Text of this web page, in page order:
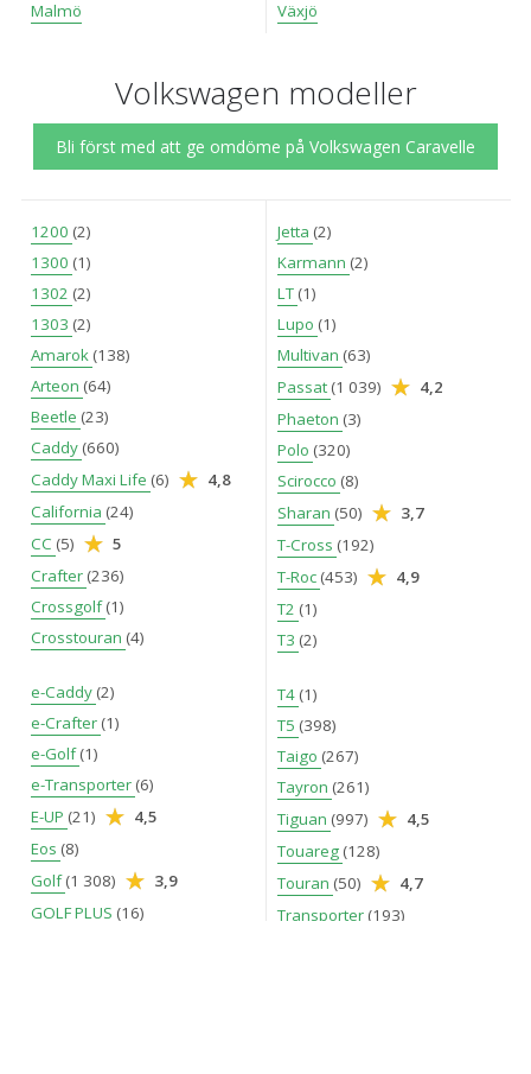
Malmö
Växjö
Volkswagen modeller
Bli först med att ge omdöme på Volkswagen Caravelle
1200 (2)
1300 (1)
1302 (2)
1303 (2)
Amarok (138)
Arteon (64)
Beetle (23)
Caddy (660)
Caddy Maxi Life (6)
4,8
California (24)
CC (5)
5
Crafter (236)
Crossgolf(1)
Crosstouran (4)
e-Caddy (2)
e-Crafter (1)
e-Golf(1)
e-Transporter (6)
E-UP (21)
4,5
Eos (8)
Golf(1 308)
3,9
GOLF PLUS (16)
Jetta (2)
Karmann (2)
LT (1)
Lupo (1)
Multivan (63)
Passat (1 039)
4,2
Phaeton (3)
Polo (320)
Scirocco (8)
Sharan (50)
3,7
T-Cross (192)
T-Roc (453)
4,9
T2 (1)
T3 (2)
T4 (1)
T5 (398)
Taigo (267)
Tayron (261)
Tiguan (997)
4,5
Touareg (128)
Touran (50)
4,7
Transporter (193)